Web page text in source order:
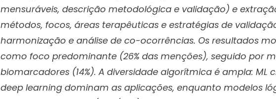
mensuráveis, descrição metodológica e validação) e
métodos, focos, áreas terapêuticas e estratégias de
harmonização e análise de co-ocorrências. Os resultados
como foco predominante (26% das menções), seguido por
biomarcadores (14%). A diversidade algorítmica é ampla: ML
deep learning dominam as aplicações, enquanto modelos